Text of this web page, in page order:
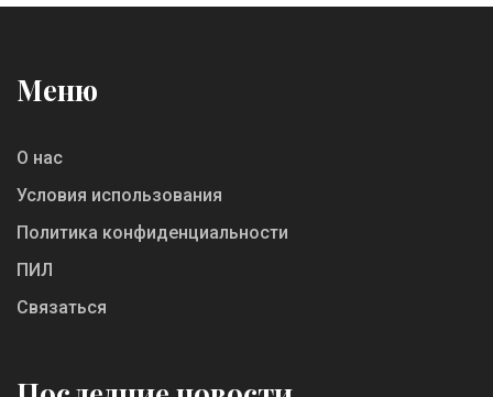
Меню
О нас
Условия использования
Политика конфиденциальности
ПИЛ
Связаться